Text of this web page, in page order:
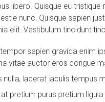
libero. Quisque eu
nunc. Quisque sapien
elit. Vestibulum tincidunt
sapien gravida enim
vitae auctor eros congue
nulla, lacerat iaculis tempus
pretium purus pretium